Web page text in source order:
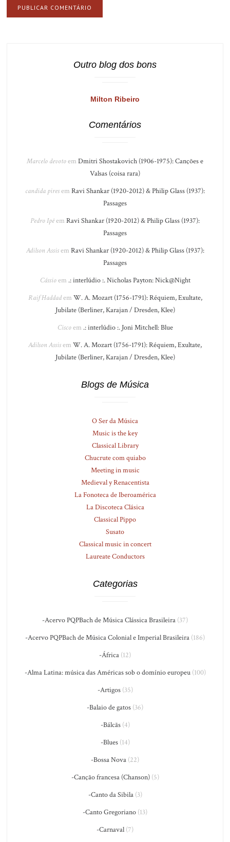
Outro blog dos bons
Milton Ribeiro
Comentários
Marcelo devotoem Dmitri Shostakovich (1906-1975): Canções e
Valsas (coisa rara)
candida piresem Ravi Shankar (1920-2012) & Philip Glass (1937):
Passages
Pedro Ipêem Ravi Shankar (1920-2012) & Philip Glass (1937):
Passages
Adilson Assisem Ravi Shankar (1920-2012) & Philip Glass (1937):
Passages
Cássioem .: interlúdio :. Nicholas Payton: Nick@Night
Raif Haddadem W. A. Mozart (1756-1791): Réquiem, Exultate,
Jubilate (Berliner, Karajan / Dresden, Klee)
Ciscoem .: interlúdio :. Joni Mitchell: Blue
Adilson Assisem W. A. Mozart (1756-1791): Réquiem, Exultate,
Jubilate (Berliner, Karajan / Dresden, Klee)
Blogs de Música
O Ser da Música
Music is the key
Classical Library
Chucrute com quiabo
Meeting in music
Medieval y Renacentista
La Fonoteca de Iberoamérica
La Discoteca Clásica
Classical Pippo
Susato
Classical music in concert
Laureate Conductors
Categorias
-Acervo PQPBach de Música Clássica Brasileira (37)
-Acervo PQPBach de Música Colonial e Imperial Brasileira (186)
-África (12)
-Alma Latina: música das Américas sob o domínio europeu(100)
-Artigos(35)
-Balaio de gatos (36)
-Bálcãs(4)
-Blues(14)
-Bossa Nova (22)
-Canção francesa (Chanson)(5)
-Canto da Sibila(3)
-Canto Gregoriano (13)
-Carnaval (7)